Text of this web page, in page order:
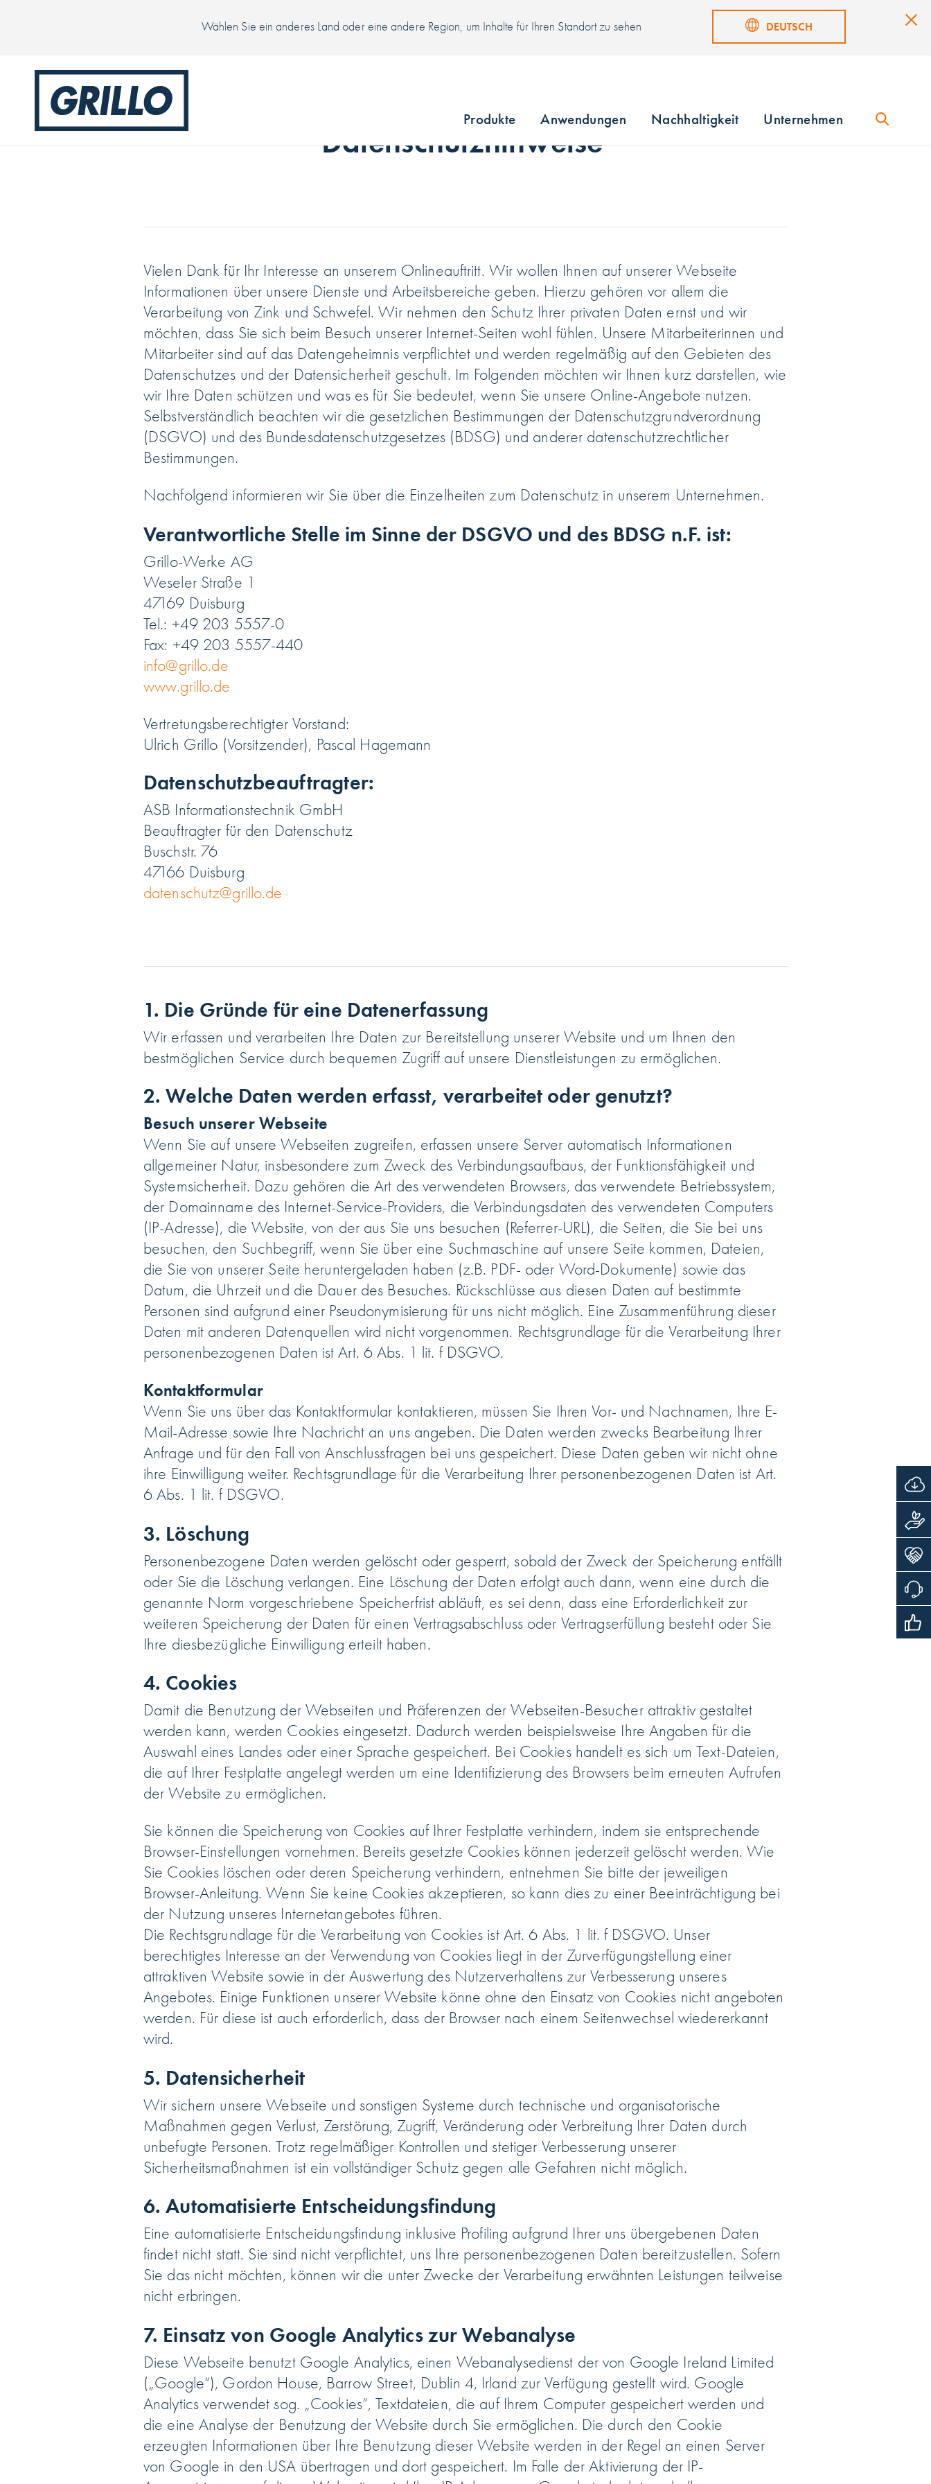
Produkte Anwendungen Nachhaltigkeit Unternehmen
Wählen Sie ein anderes Land oder eine andere Region, um Inhalte für Ihren Standort zu sehen DEUTSCH
Datenschutzhinweise
Vielen Dank für Ihr Interesse an unserem Onlineauftritt. Wir wollen Ihnen auf unserer Webseite
Informationen über unsere Dienste und Arbeitsbereiche geben. Hierzu gehören vor allem die
Verarbeitung von Zink und Schwefel. Wir nehmen den Schutz Ihrer privaten Daten ernst und wir
möchten, dass Sie sich beim Besuch unserer Internet-Seiten wohl fühlen. Unsere Mitarbeiterinnen und
Mitarbeiter sind auf das Datengeheimnis verpflichtet und werden regelmäßig auf den Gebieten des
Datenschutzes und der Datensicherheit geschult. Im Folgenden möchten wir Ihnen kurz darstellen, wie
wir Ihre Daten schützen und was es für Sie bedeutet, wenn Sie unsere Online-Angebote nutzen.
Selbstverständlich beachten wir die gesetzlichen Bestimmungen der Datenschutzgrundverordnung
(DSGVO) und des Bundesdatenschutzgesetzes (BDSG) und anderer datenschutzrechtlicher
Bestimmungen.
Nachfolgend informieren wir Sie über die Einzelheiten zum Datenschutz in unserem Unternehmen.
Verantwortliche Stelle im Sinne der DSGVO und des BDSG n.F. ist:
Grillo-Werke AG
Weseler Straße 1
47169 Duisburg
Tel.: +49 203 5557-0
Fax: +49 203 5557-440
info@grillo.de
www.grillo.de
Vertretungsberechtigter Vorstand:
Ulrich Grillo (Vorsitzender), Pascal Hagemann
Datenschutzbeauftragter:
ASB Informationstechnik GmbH
Beauftragter für den Datenschutz
Buschstr. 76
47166 Duisburg
datenschutz@grillo.de
1. Die Gründe für eine Datenerfassung
Wir erfassen und verarbeiten Ihre Daten zur Bereitstellung unserer Website und um Ihnen den
bestmöglichen Service durch bequemen Zugriff auf unsere Dienstleistungen zu ermöglichen.
2. Welche Daten werden erfasst, verarbeitet oder genutzt?
Besuch unserer Webseite
Wenn Sie auf unsere Webseiten zugreifen, erfassen unsere Server automatisch Informationen
allgemeiner Natur, insbesondere zum Zweck des Verbindungsaufbaus, der Funktionsfähigkeit und
Systemsicherheit. Dazu gehören die Art des verwendeten Browsers, das verwendete Betriebssystem,
der Domainname des Internet-Service-Providers, die Verbindungsdaten des verwendeten Computers
(IP-Adresse), die Website, von der aus Sie uns besuchen (Referrer-URL), die Seiten, die Sie bei uns
besuchen, den Suchbegriff, wenn Sie über eine Suchmaschine auf unsere Seite kommen, Dateien,
die Sie von unserer Seite heruntergeladen haben (z.B. PDF- oder Word-Dokumente) sowie das
Datum, die Uhrzeit und die Dauer des Besuches. Rückschlüsse aus diesen Daten auf bestimmte
Personen sind aufgrund einer Pseudonymisierung für uns nicht möglich. Eine Zusammenführung dieser
Daten mit anderen Datenquellen wird nicht vorgenommen. Rechtsgrundlage für die Verarbeitung Ihrer
personenbezogenen Daten ist Art. 6 Abs. 1 lit. f DSGVO.
Kontaktformular
Wenn Sie uns über das Kontaktformular kontaktieren, müssen Sie Ihren Vor- und Nachnamen, Ihre E-
Mail-Adresse sowie Ihre Nachricht an uns angeben. Die Daten werden zwecks Bearbeitung Ihrer
Anfrage und für den Fall von Anschlussfragen bei uns gespeichert. Diese Daten geben wir nicht ohne
ihre Einwilligung weiter. Rechtsgrundlage für die Verarbeitung Ihrer personenbezogenen Daten ist Art.
6 Abs. 1 lit. f DSGVO.
3. Löschung
Personenbezogene Daten werden gelöscht oder gesperrt, sobald der Zweck der Speicherung entfällt
oder Sie die Löschung verlangen. Eine Löschung der Daten erfolgt auch dann, wenn eine durch die
genannte Norm vorgeschriebene Speicherfrist abläuft, es sei denn, dass eine Erforderlichkeit zur
weiteren Speicherung der Daten für einen Vertragsabschluss oder Vertragserfüllung besteht oder Sie
Ihre diesbezügliche Einwilligung erteilt haben.
4. Cookies
Damit die Benutzung der Webseiten und Präferenzen der Webseiten-Besucher attraktiv gestaltet
werden kann, werden Cookies eingesetzt. Dadurch werden beispielsweise Ihre Angaben für die
Auswahl eines Landes oder einer Sprache gespeichert. Bei Cookies handelt es sich um Text-Dateien,
die auf Ihrer Festplatte angelegt werden um eine Identifizierung des Browsers beim erneuten Aufrufen
der Website zu ermöglichen.
Sie können die Speicherung von Cookies auf Ihrer Festplatte verhindern, indem sie entsprechende
Browser-Einstellungen vornehmen. Bereits gesetzte Cookies können jederzeit gelöscht werden. Wie
Sie Cookies löschen oder deren Speicherung verhindern, entnehmen Sie bitte der jeweiligen
Browser-Anleitung. Wenn Sie keine Cookies akzeptieren, so kann dies zu einer Beeinträchtigung bei
der Nutzung unseres Internetangebotes führen.
Die Rechtsgrundlage für die Verarbeitung von Cookies ist Art. 6 Abs. 1 lit. f DSGVO. Unser
berechtigtes Interesse an der Verwendung von Cookies liegt in der Zurverfügungstellung einer
attraktiven Website sowie in der Auswertung des Nutzerverhaltens zur Verbesserung unseres
Angebotes. Einige Funktionen unserer Website könne ohne den Einsatz von Cookies nicht angeboten
werden. Für diese ist auch erforderlich, dass der Browser nach einem Seitenwechsel wiedererkannt
wird.
5. Datensicherheit
Wir sichern unsere Webseite und sonstigen Systeme durch technische und organisatorische
Maßnahmen gegen Verlust, Zerstörung, Zugriff, Veränderung oder Verbreitung Ihrer Daten durch
unbefugte Personen. Trotz regelmäßiger Kontrollen und stetiger Verbesserung unserer
Sicherheitsmaßnahmen ist ein vollständiger Schutz gegen alle Gefahren nicht möglich.
6. Automatisierte Entscheidungsfindung
Eine automatisierte Entscheidungsfindung inklusive Profiling aufgrund Ihrer uns übergebenen Daten
findet nicht statt. Sie sind nicht verpflichtet, uns Ihre personenbezogenen Daten bereitzustellen. Sofern
Sie das nicht möchten, können wir die unter Zwecke der Verarbeitung erwähnten Leistungen teilweise
nicht erbringen.
7. Einsatz von Google Analytics zur Webanalyse
Diese Webseite benutzt Google Analytics, einen Webanalysedienst der von Google Ireland Limited
(„Google“), Gordon House, Barrow Street, Dublin 4, Irland zur Verfügung gestellt wird. Google
Analytics verwendet sog. „Cookies“, Textdateien, die auf Ihrem Computer gespeichert werden und
die eine Analyse der Benutzung der Website durch Sie ermöglichen. Die durch den Cookie
erzeugten Informationen über Ihre Benutzung dieser Website werden in der Regel an einen Server
von Google in den USA übertragen und dort gespeichert. Im Falle der Aktivierung der IP-